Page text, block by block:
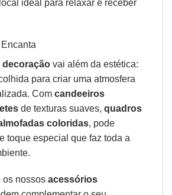
ideal para relaxar e receber
decoração vai além da estética:
para criar uma atmosfera
Com candeeiros
de texturas suaves, quadros
coloridas, pode
toque especial que faz toda a
os nossos acessórios